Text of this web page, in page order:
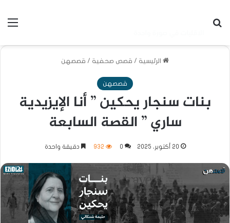
الرئيسية / قصص صحفية / قصصهن
قصصهن
بنات سنجار يحكين ” أنا الإيزيدية
ساري ” القصة السابعة
20 أكتوبر، 2025 0
932 دقيقة واحدة